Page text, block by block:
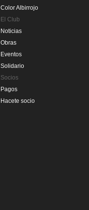
Color Albirrojo
El Club
Noticias
Obras
Eventos
Solidario
Socios
Pagos
Hacete socio